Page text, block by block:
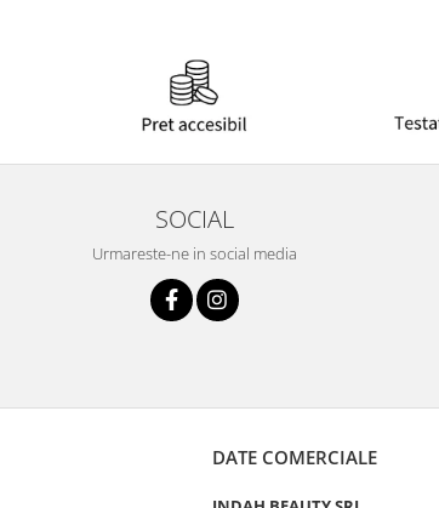
SOCIAL
Urmareste-ne in social media
DATE COMERCIALE